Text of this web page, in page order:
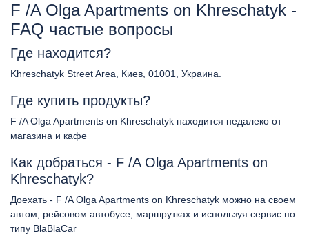
F /A Olga Apartments on Khreschatyk -
FAQ частые вопросы
Где находится?
Khreschatyk Street Area, Киев, 01001, Украина.
Где купить продукты?
F /A Olga Apartments on Khreschatyk находится недалеко от
магазина и кафе
Как добраться - F /A Olga Apartments on
Khreschatyk?
Доехать - F /A Olga Apartments on Khreschatyk можно на своем
автом, рейсовом автобусе, маршрутках и используя сервис по
типу BlaBlaCar